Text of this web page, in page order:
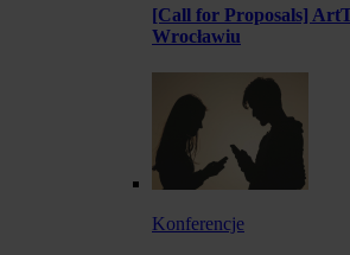
[Call for Proposals]
Wrocławiu
Konferencje